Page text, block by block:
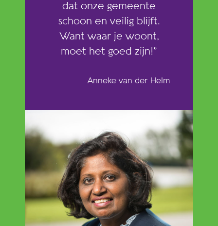
dat onze gemeente
schoon en veilig blijft.
Want waar je woont,
moet het goed zijn!”
Anneke van der Helm